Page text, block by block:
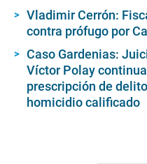
Vladimir Cerrón:
contra prófugo por
Caso Gardenias:
Víctor Polay
prescripción de
homicidio calificado